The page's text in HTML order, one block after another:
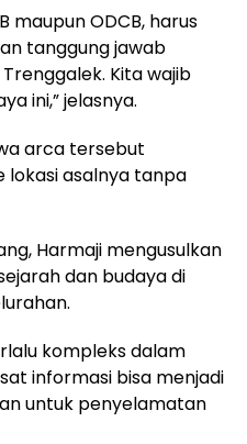
maupun ODCB, harus
tanggung jawab
Kita wajib
ini,” jelasnya.
arca tersebut
lokasi asalnya tanpa
Harmaji mengusulkan
dan budaya di
kompleks dalam
informasi bisa menjadi
untuk penyelamatan